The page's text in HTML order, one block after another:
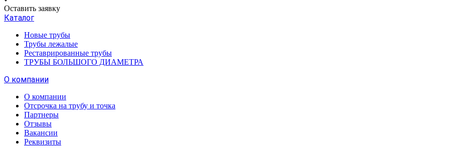
Оставить заявку
Каталог
Новые трубы
Трубы лежалые
Реставрированные трубы
ТРУБЫ БОЛЬШОГО ДИАМЕТРА
О компании
О компании
Отсрочка на трубу и точка
Партнеры
Отзывы
Вакансии
Реквизиты